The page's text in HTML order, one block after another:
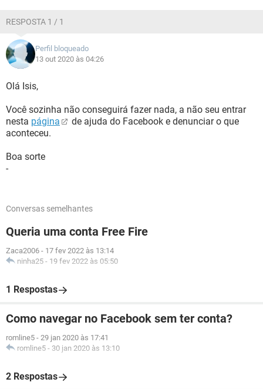
RESPOSTA 1 / 1
Perfil bloqueado
13 out 2020 às 04:26
Olá Isis,
Você sozinha não conseguirá fazer nada, a não seu entrar
nesta página
de ajuda do Facebook e denunciar o que
aconteceu.
Boa sorte
-
Conversas semelhantes
Queria uma conta Free Fire
Zaca2006 - 17 fev 2022 às 13:14
ninha25 - 19 fev 2022 às 05:50
1 Respostas
Como navegar no Facebook sem ter conta?
romline5 - 29 jan 2020 às 17:41
romline5 - 30 jan 2020 às 13:10
2 Respostas